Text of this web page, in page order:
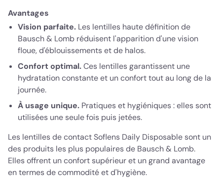
Avantages
Vision parfaite. Les lentilles haute définition de
Bausch & Lomb réduisent l'apparition d'une vision
floue, d'éblouissements et de halos.
Confort optimal.Ces lentilles garantissent une
hydratation constante et un confort tout au long de la
journée.
À usage unique. Pratiques et hygiéniques : elles sont
utilisées une seule fois puis jetées.
Les lentilles de contact Soflens Daily Disposable sont un
des produits les plus populaires de Bausch & Lomb.
Elles offrent un confort supérieur et un grand avantage
en termes de commodité et d'hygiène.